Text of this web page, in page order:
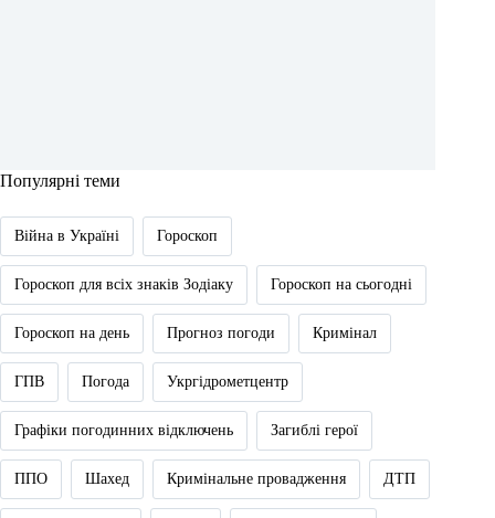
Популярні теми
Війна в Україні Гороскоп
Гороскоп для всіх знаків Зодіаку Гороскоп на сьогодні
Гороскоп на день Прогноз погоди Кримінал
ГПВ Погода Укргідрометцентр
Графіки погодинних відключень Загиблі герої
ППО Шахед Кримінальне провадження ДТП